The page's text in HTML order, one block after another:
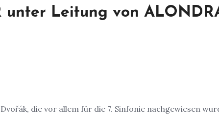
Leitung von
die vor allem für die 7. Sinfonie nachgewiesen